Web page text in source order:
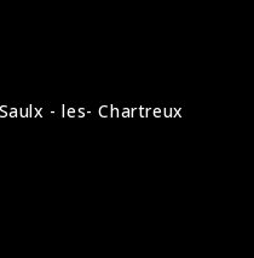
- les- Chartreux